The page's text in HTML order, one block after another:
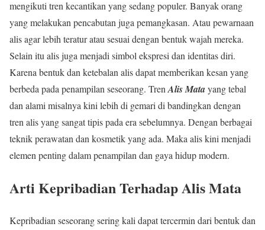
mengikuti tren kecantikan yang sedang populer. Banyak orang
yang melakukan pencabutan juga pemangkasan. Atau pewarnaan
alis agar lebih teratur atau sesuai dengan bentuk wajah mereka.
Selain itu alis juga menjadi simbol ekspresi dan identitas diri.
Karena bentuk dan ketebalan alis dapat memberikan kesan yang
berbeda pada penampilan seseorang. TrenAlis Matayang tebal
dan alami misalnya kini lebih di gemari di bandingkan dengan
tren alis yang sangat tipis pada era sebelumnya. Dengan berbagai
teknik perawatan dan kosmetik yang ada. Maka alis kini menjadi
elemen penting dalam penampilan dan gaya hidup modern.
Arti Kepribadian Terhadap Alis Mata
Kepribadian seseorang sering kali dapat tercermin dari bentuk dan